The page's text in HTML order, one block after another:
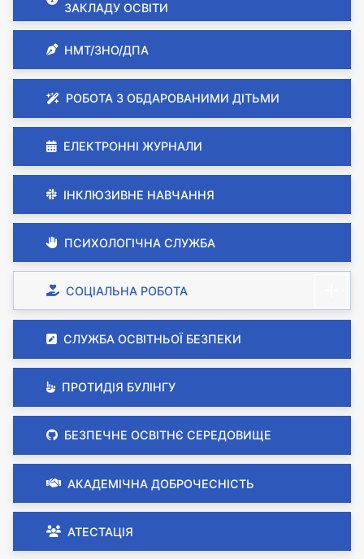
ЗАКЛАДУ ОСВІТИ
НМТ/ЗНО/ДПА
РОБОТА З ОБДАРОВАНИМИ ДІТЬМИ
ЕЛЕКТРОННІ ЖУРНАЛИ
ІНКЛЮЗИВНЕ НАВЧАННЯ
ПСИХОЛОГІЧНА СЛУЖБА
СОЦІАЛЬНА РОБОТА
СЛУЖБА ОСВІТНЬОЇ БЕЗПЕКИ
ПРОТИДІЯ БУЛІНГУ
БЕЗПЕЧНЕ ОСВІТНЄ СЕРЕДОВИЩЕ
АКАДЕМІЧНА ДОБРОЧЕСНІСТЬ
АТЕСТАЦІЯ